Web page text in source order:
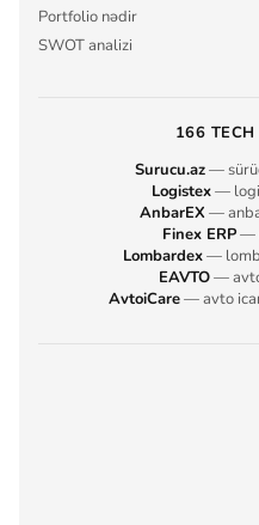
Portfolio nədir
SWOT analizi
166 TECH
Surucu.az—
Logistex—
AnbarEX —
Finex ERP—
Lombardex—
EAVTO—
AvtoiCare— avto